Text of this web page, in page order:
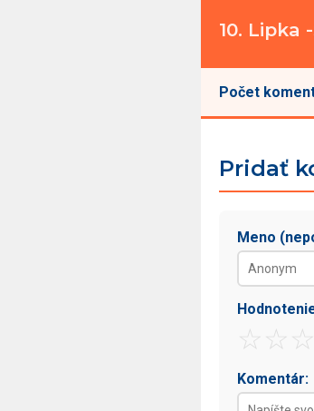
10. Lipka
Počet
Pridať
Meno
☆ ☆ ☆
Komentár: